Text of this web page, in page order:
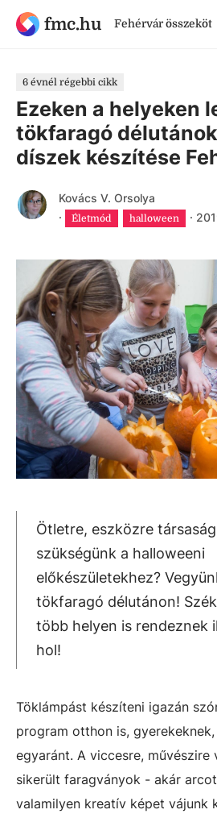
fmc.hu Fehérvár összeköt
6 évnél régebbi cikk
Ezeken a helyeken
tökfaragó
díszek készítése
Kovács V. Orsolya
·
Életmód halloween ·
Ötletre, eszközre
szükségünk a halloweeni
előkészületekhez?
tökfaragó délutánon!
több helyen is rendeznek
hol!
Töklámpást készíteni igazán
program otthon is,
egyaránt. A viccesre, művészire
sikerült faragványok - akár
valamilyen kreatív képet vájunk